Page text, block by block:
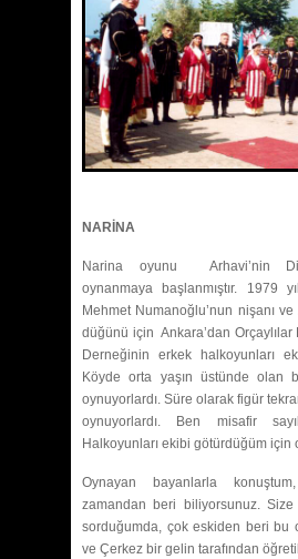
NARİNA
Narina oyunu Arhavi’nin
oynanmaya başlanmıştır. 1979
Mehmet Numanoğlu’nun nişanı ve
düğünü için Ankara’dan Orçaylılar
Derneğinin erkek halkoyunları
Köyde orta yaşın üstünde olan
oynuyorlardı. Süre olarak figür
oynuyorlardı. Ben misafir
Halkoyunları ekibi götürdüğüm için
Oynayan bayanlarla
zamandan beri biliyorsunuz.
sorduğumda, çok eskiden beri bu
ve Çerkez bir gelin tarafından